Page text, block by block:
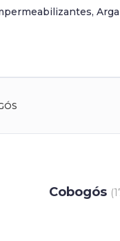
Cobogós